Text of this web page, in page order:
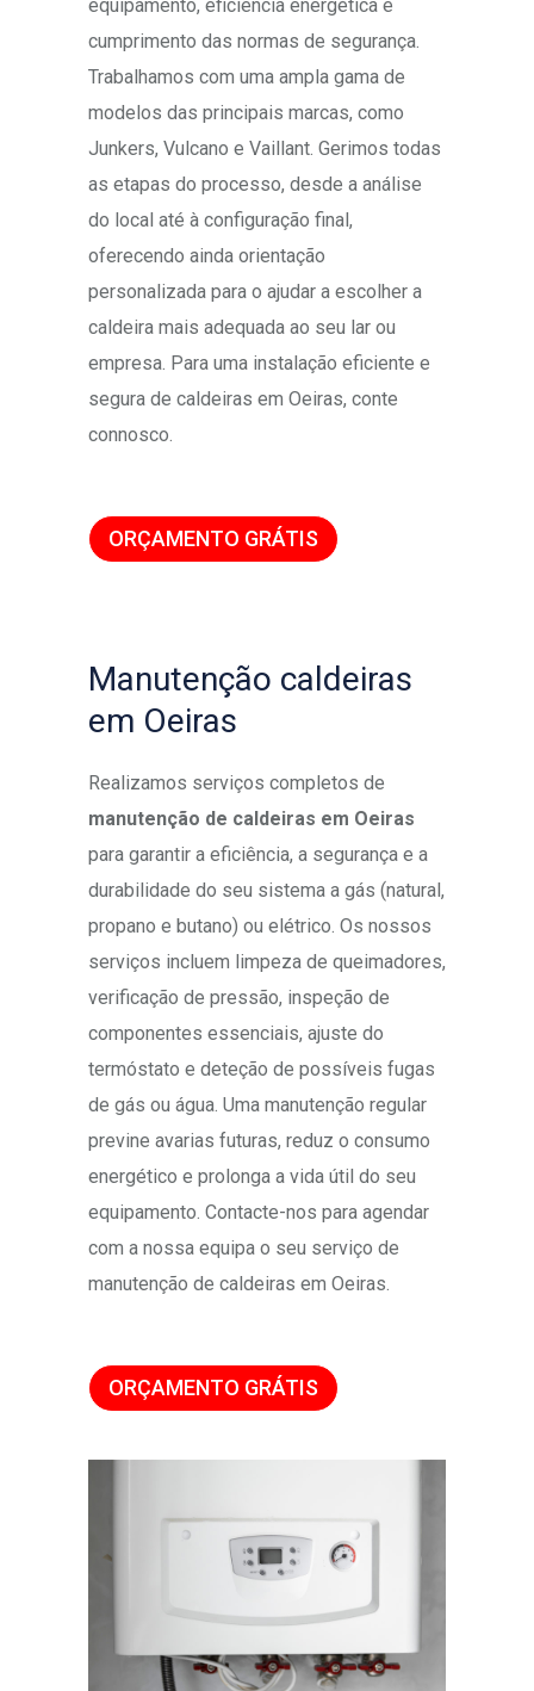
equipamento, eficiência energética e
cumprimento das normas de segurança.
Trabalhamos com uma ampla gama de
modelos das principais marcas, como
Junkers, Vulcano e Vaillant. Gerimos todas
as etapas do processo, desde a análise
do local até à configuração final,
oferecendo ainda orientação
personalizada para o ajudar a escolher a
caldeira mais adequada ao seu lar ou
empresa. Para uma instalação eficiente e
segura de caldeiras em Oeiras, conte
connosco.
ORÇAMENTO GRÁTIS
Manutenção caldeiras
em Oeiras
Realizamos serviços completos de
manutenção de caldeiras em Oeiras
para garantir a eficiência, a segurança e a
durabilidade do seu sistema a gás (natural,
propano e butano) ou elétrico. Os nossos
serviços incluem limpeza de queimadores,
verificação de pressão, inspeção de
componentes essenciais, ajuste do
termóstato e deteção de possíveis fugas
de gás ou água. Uma manutenção regular
previne avarias futuras, reduz o consumo
energético e prolonga a vida útil do seu
equipamento. Contacte-nos para agendar
com a nossa equipa o seu serviço de
manutenção de caldeiras em Oeiras.
ORÇAMENTO GRÁTIS